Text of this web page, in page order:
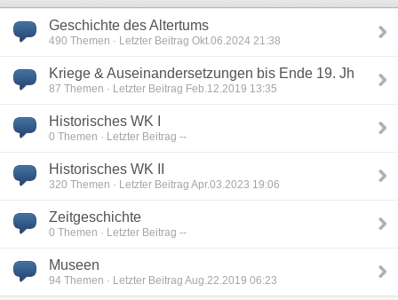
Geschichte des Altertums
490 Themen · Letzter Beitrag Okt.06.2024 21:38
Kriege & Auseinandersetzungen bis Ende 19. Jh
87 Themen · Letzter Beitrag Feb.12.2019 13:35
Historisches WK I
0 Themen · Letzter Beitrag --
Historisches WK II
320 Themen · Letzter Beitrag Apr.03.2023 19:06
Zeitgeschichte
0 Themen · Letzter Beitrag --
Museen
94 Themen · Letzter Beitrag Aug.22.2019 06:23